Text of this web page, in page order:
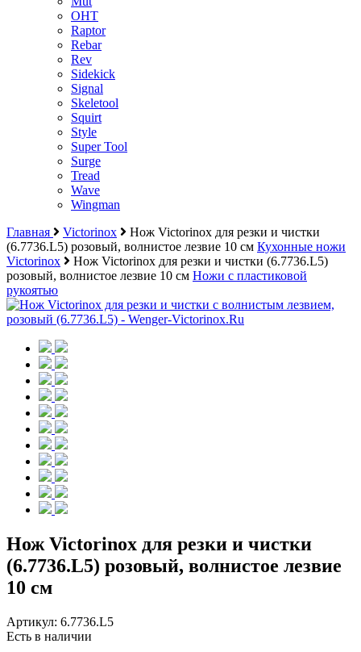
OHT
Raptor
Rebar
Rev
Sidekick
Signal
Skeletool
Squirt
Style
Super Tool
Surge
Tread
Wave
Wingman
Главная
Victorinox
Нож Victorinox для резки и чистки
(6.7736.L5) розовый, волнистое лезвие 10 см Кухонные ножи
Victorinox
Нож Victorinox для резки и чистки (6.7736.L5)
розовый, волнистое лезвие 10 см Ножи с пластиковой
рукоятью
Нож Victorinox для резки и чистки
(6.7736.L5) розовый, волнистое лезвие
10 см
Артикул: 6.7736.L5
Есть в наличии